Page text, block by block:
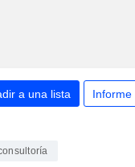
a una lista Informe